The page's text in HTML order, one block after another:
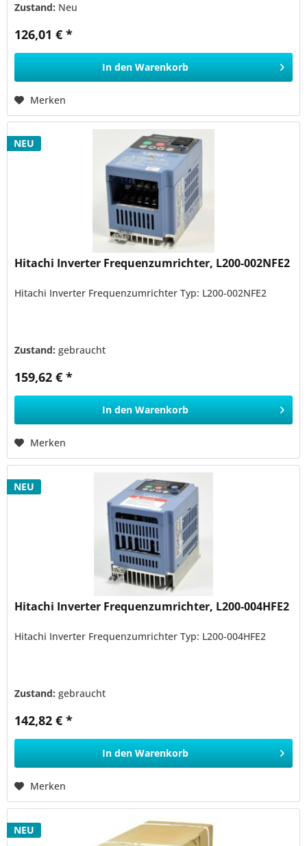
Zustand: Neu
126,01 € *
In den Warenkorb
Merken
NEU
Hitachi Inverter Frequenzumrichter, L200-002NFE2
Hitachi Inverter Frequenzumrichter Typ: L200-002NFE2
Zustand:gebraucht
159,62 € *
In den Warenkorb
Merken
NEU
Hitachi Inverter Frequenzumrichter, L200-004HFE2
Hitachi Inverter Frequenzumrichter Typ: L200-004HFE2
Zustand:gebraucht
142,82 € *
In den Warenkorb
Merken
NEU